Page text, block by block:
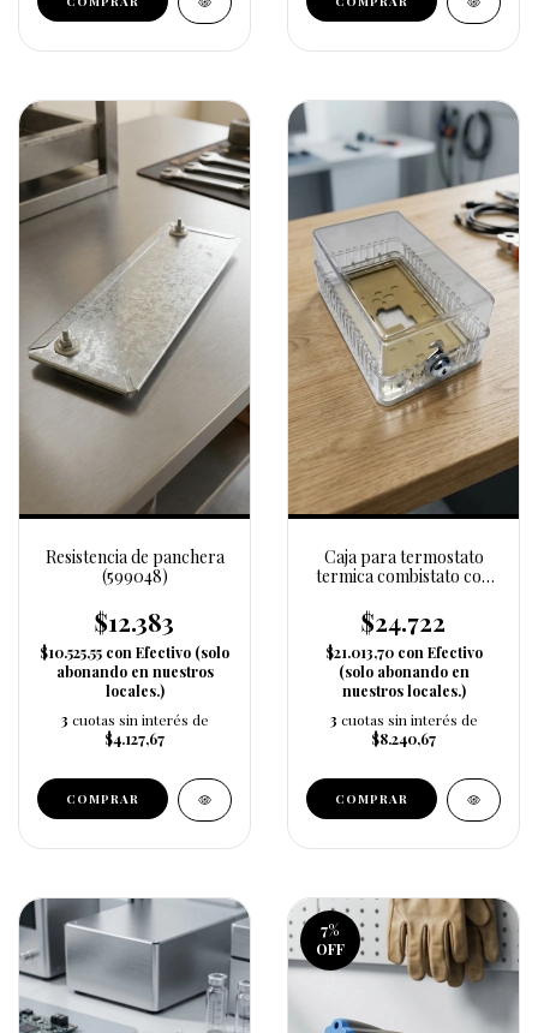
Resistencia de panchera
(599048)
$12.383
$10.525,55 con Efectivo (solo
abonando en nuestros
locales.)
3 cuotas sin interés de
$4.127,67
Caja para termostato
termica combistato con
$24.722
$21.013,70 con Efectivo
(solo abonando en
nuestros locales.)
3 cuotas sin interés de
$8.240,67
7%
OFF